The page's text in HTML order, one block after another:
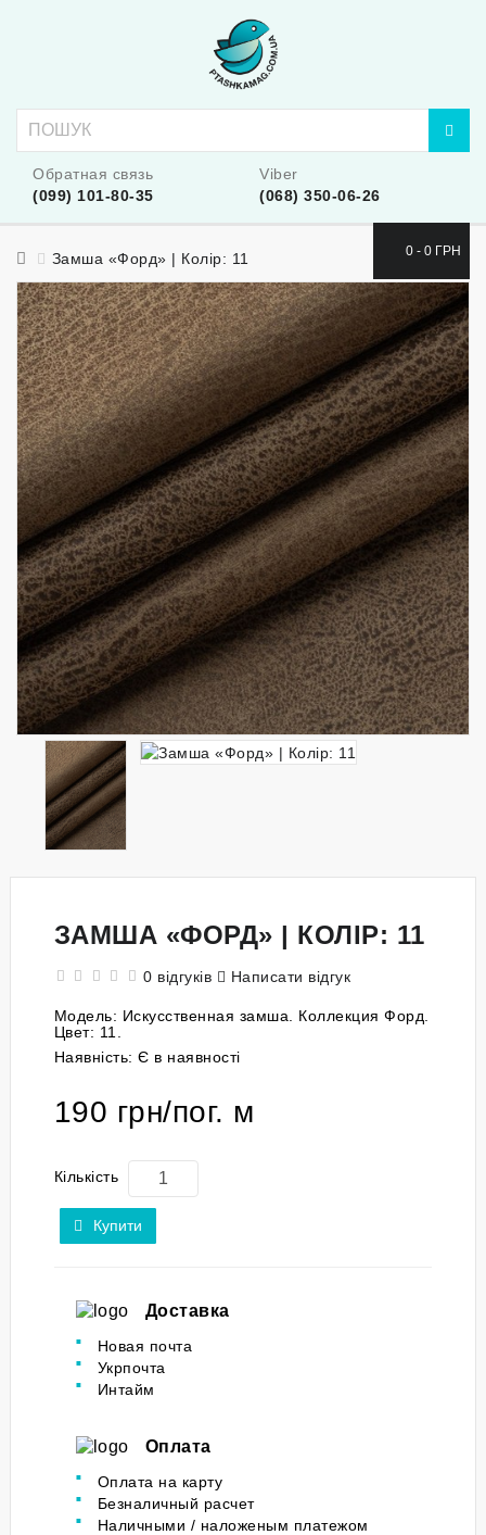
Обратная связь
(099) 101-80-35
Viber
(068) 350-06-26
0 - 0 ГРН
Замша «Форд» | Колір: 11
ЗАМША «ФОРД» | КОЛІР: 11
0 відгуків Написати відгук
Модель: Искусственная замша. Коллекция Форд.
Цвет: 11.
Наявність: Є в наявності
190 грн/пог. м
Кількість
Купити
Доставка
Новая почта
Укрпочта
Интайм
Оплата
Оплата на карту
Безналичный расчет
Наличными / наложеным платежом